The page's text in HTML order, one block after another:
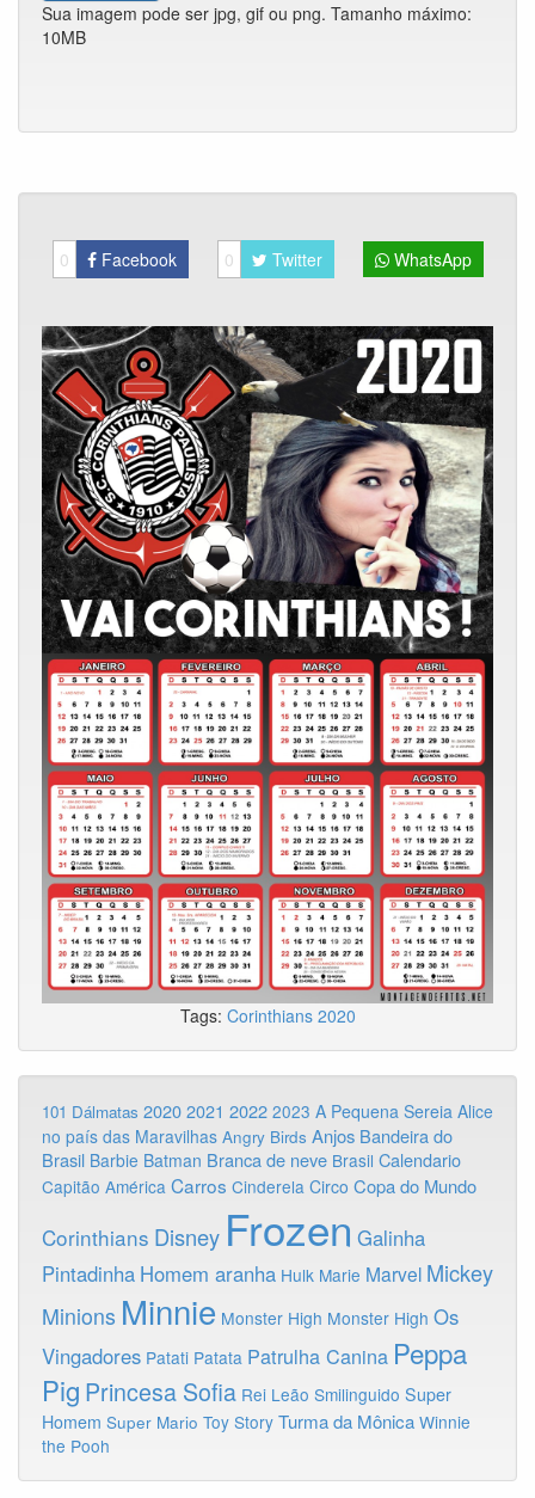
Sua imagem pode ser jpg, gif ou png. Tamanho máximo:
10MB
0 Facebook 0 Twitter WhatsApp
Tags: Corinthians 2020
101 Dálmatas 2020 2021 2022 2023 A Pequena Sereia Alice
no país das Maravilhas Angry Birds Anjos Bandeira do
Brasil Barbie Batman Branca de neve Brasil Calendario
Capitão América Carros Cinderela Circo Copa do Mundo
Corinthians Disney Frozen Galinha
Pintadinha Homem aranha Hulk Marie Marvel Mickey
Minions Minnie Monster High Monster High Os
Vingadores Patati Patata Patrulha Canina Peppa
Pig Princesa Sofia Rei Leão Smilinguido Super
Homem Super Mario Toy Story Turma da Mônica Winnie
the Pooh